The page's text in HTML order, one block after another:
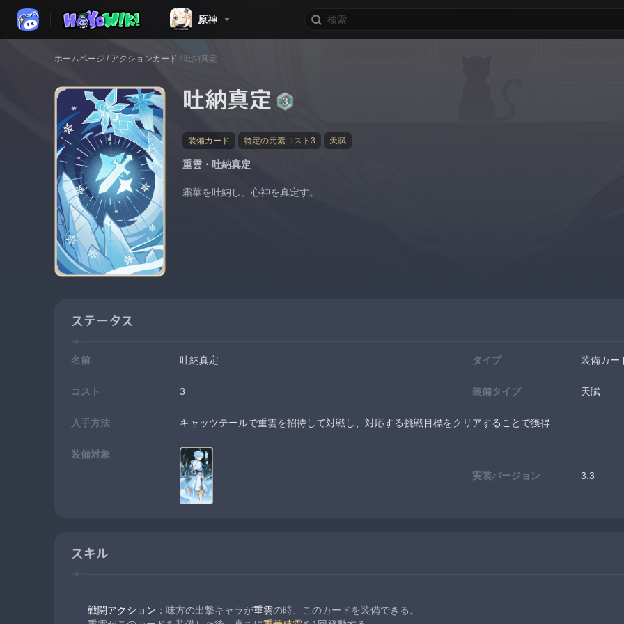
原神
ホームページ / アクションカード / 吐納真定
吐納真定
装備カード 特定の元素コスト3 天賦
重雲・吐納真定
霜華を吐納し、心神を真定す。
ステータス
名前 吐納真定 タイプ 装備カー
コスト 3 装備タイプ 天賦
入手方法 キャッツテールで重雲を招待して対戦し、対応する挑戦目標をクリアすることで獲得
装備対象
実装バージョン
3.3
スキル
戦闘アクション ：味方の出撃キャラが重雲の時、このカードを装備できる。